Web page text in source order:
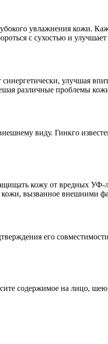
увлажнения кожи.
с сухостью и
улучшая
различные проблемы
виду. Гинкго
кожу от вредных УФ-
кожи, вызванное внешними
его
содержимое на лицо,